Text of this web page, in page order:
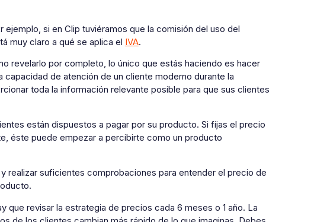
si en Clip tuviéramos que la comisión del uso del
muy claro a qué se aplica el IVA.
revelarlo por completo, lo único que estás haciendo es hacer
de atención de un cliente moderno durante la
toda la información relevante posible para que sus clientes
están dispuestos a pagar por su producto. Si fijas el precio
éste puede empezar a percibirte como un producto
realizar suficientes comprobaciones para entender el precio de
que revisar la estrategia de precios cada 6 meses o 1 año. La